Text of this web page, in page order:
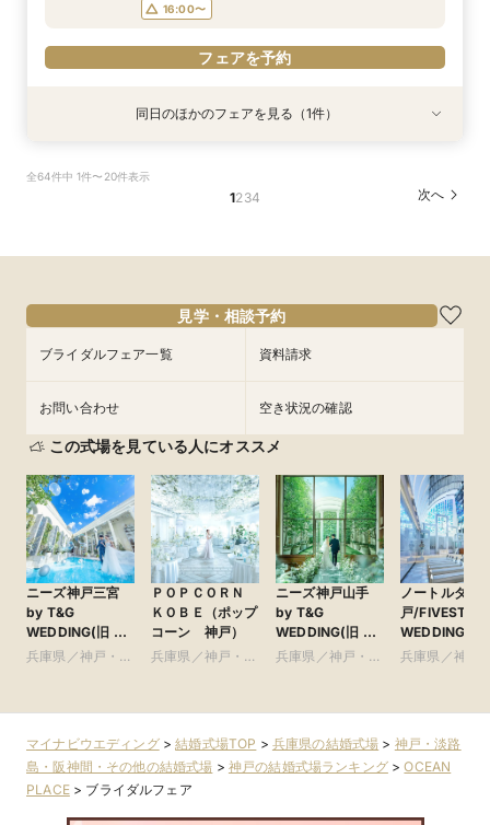
フェアを予約
16:00〜
フェアを予約
特典あり
9/3
族＆ご友人様と過ごすアットホームウェディング
相談会★贅沢試食や会場コーディネート案内でイ
12:30〜
13:00〜
16:00〜
フェアを予約
同日のほかのフェアを見る（1件）
全64件中 1件〜20件表示
1234 次へ
見学・相談予約
ブライダルフェア一覧 資料請求
お問い合わせ 空き状況の確認
この式場を見ている人にオススメ
ニーズ神戸三宮
by T&G
WEDDING(旧 ベ
イサイド迎賓館
兵庫県／神戸・淡
ＰＯＰＣＯＲＮ
ＫＯＢＥ（ポップ
コーン 神戸）
兵庫県／神戸・淡
ニーズ神戸山手
by T&G
WEDDING(旧 山
手迎賓館 神戸)
兵庫県／神戸・淡
ノートルダム
戸/FIVESTAR
WEDDING
兵庫県／神戸
マイナビウエディング>結婚式場TOP > 兵庫県の結婚式場 > 神戸・淡路
島・阪神間・その他の結婚式場 > 神戸の結婚式場ランキング>OCEAN
PLACE> ブライダルフェア